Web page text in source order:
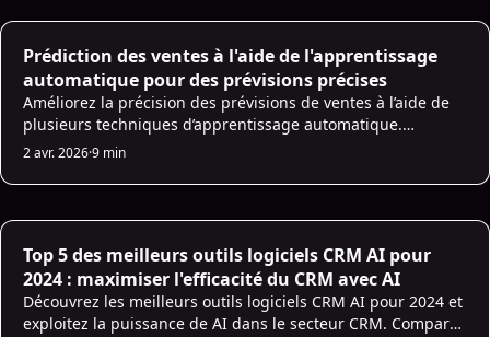
AI for Sales
Prédiction des ventes à l'aide de l'apprentissage
automatique pour des prévisions précises
Améliorez la précision des prévisions de ventes à l’aide de
plusieurs techniques d’apprentissage automatique.
Découvrez comment dans cet article et construisez un
2 avr. 2026·9 min
AI for Sales
Top 5 des meilleurs outils logiciels CRM AI pour
2024 : maximiser l'efficacité du CRM avec AI
Découvrez les meilleurs outils logiciels CRM AI pour 2024 et
exploitez la puissance de AI dans le secteur CRM. Comparez